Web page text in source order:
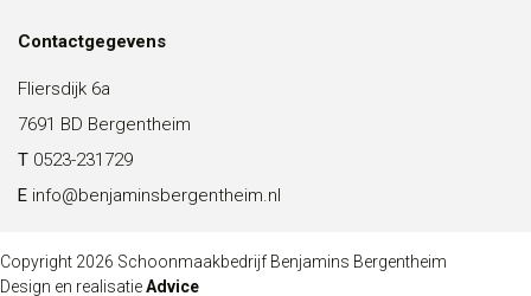
Contactgegevens
Fliersdijk 6a
7691 BD Bergentheim
T 0523-231729
E info@benjaminsbergentheim.nl
Copyright 2026 Schoonmaakbedrijf Benjamins Bergentheim
Design en realisatieAdvice